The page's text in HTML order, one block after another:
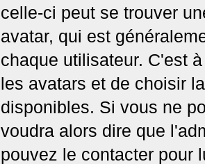
celle-ci peut se trouver
avatar, qui est
chaque utilisateur. C'est
les avatars et de choisir
disponibles. Si vous ne
voudra alors dire que
pouvez le contacter pour